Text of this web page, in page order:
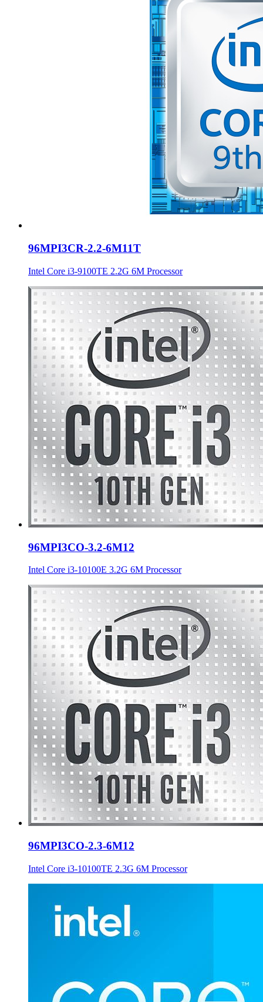
96MPI3CR-2.2-6M11T
Intel Core i3-9100TE 2.2G 6M Processor
96MPI3CO-3.2-6M12
Intel Core i3-10100E 3.2G 6M Processor
96MPI3CO-2.3-6M12
Intel Core i3-10100TE 2.3G 6M Processor